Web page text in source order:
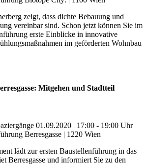
zeigt, dass dichte Bebauung und
vereinbar sind. Schon jetzt können Sie im
erste Einblicke in innovative
im geförderten Wohnbau
Mitgehen und Stadtteil
01.09.2020 | 17:00 - 19:00 Uhr
Berresgasse | 1220 Wien
lädt zur ersten Baustellenführung in das
Berresgasse und informiert Sie zu den